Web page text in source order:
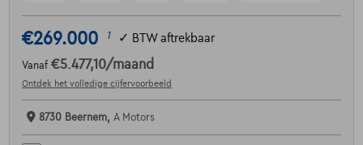
€269.000 1 ✓ BTW aftrekbaar
Vanaf €5.477,10/maand
Ontdek het volledige cijfervoorbeeld
8730 Beernem, A Motors